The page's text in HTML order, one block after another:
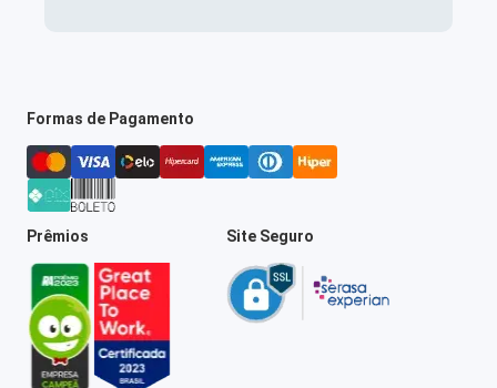
Formas de Pagamento
Prêmios Site Seguro